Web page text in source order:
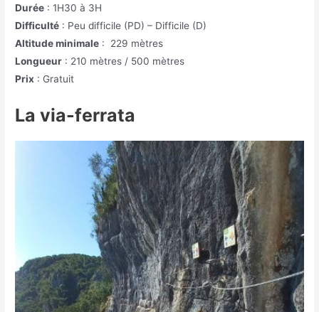
Durée : 1H30 à 3H
Difficulté : Peu difficile (PD) – Difficile (D)
Altitude minimale : 229 mètres
Longueur : 210 mètres / 500 mètres
Prix : Gratuit
La via-ferrata